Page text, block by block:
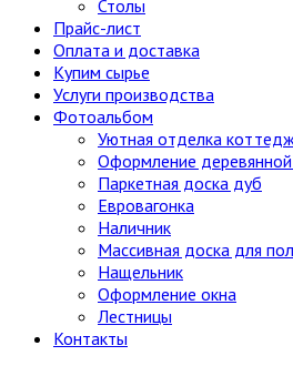
Столы
Прайс-лист
Оплата и доставка
Купим сырье
Услуги производства
Фотоальбом
Уютная отделка
Оформление
Паркетная доска дуб
Евровагонка
Наличник
Массивная доска для
Нащельник
Оформление окна
Лестницы
Контакты